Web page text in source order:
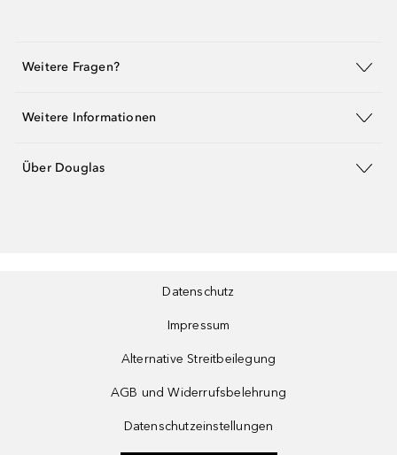
Weitere Fragen?
Weitere Informationen
Über Douglas
Datenschutz
Impressum
Alternative Streitbeilegung
AGB und Widerrufsbelehrung
Datenschutzeinstellungen